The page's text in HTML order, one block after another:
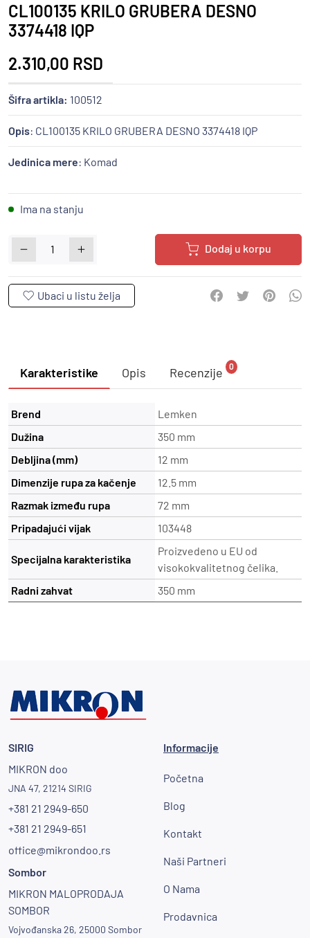
CL100135 KRILO GRUBERA DESNO
3374418 IQP
2.310,00 RSD
Šifra artikla: 100512
Opis: CL100135 KRILO GRUBERA DESNO 3374418 IQP
Jedinica mere: Komad
Ima na stanju
Dodaj u korpu
Karakteristike Opis Recenzije 0
Brend
Lemken
Dužina
350 mm
Debljina (mm)
12 mm
Dimenzije rupa za kačenje
12.5 mm
Razmak između rupa
72 mm
Pripadajući vijak
103448
Specijalna karakteristika
Proizvedeno u EU od
visokokvalitetnog čelika.
Radni zahvat
350 mm
SIRIG
MIKRON doo
JNA 47, 21214 SIRIG
+381 21 2949-650
+381 21 2949-651
office@mikrondoo.rs
Sombor
MIKRON MALOPRODAJA
SOMBOR
Vojvođanska 26, 25000 Sombor
Informacije
Početna
Blog
Kontakt
Naši Partneri
O Nama
Prodavnica